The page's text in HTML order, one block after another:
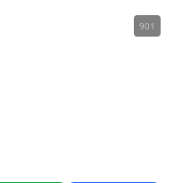
901